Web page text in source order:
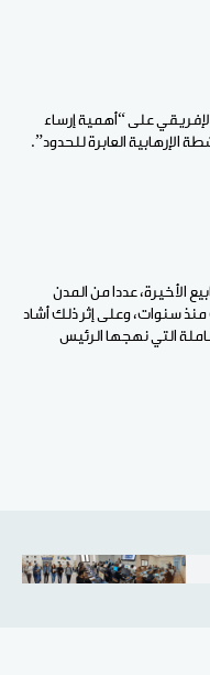
على “أهمية إرساء
الإرهابية العابرة للحدود”.
الأخيرة، عددا من المدن
سنوات، وعلى إثر ذلك أشاد
التي نهجها الرئيس